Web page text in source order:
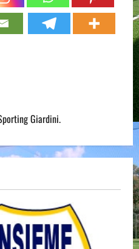
Giardini.